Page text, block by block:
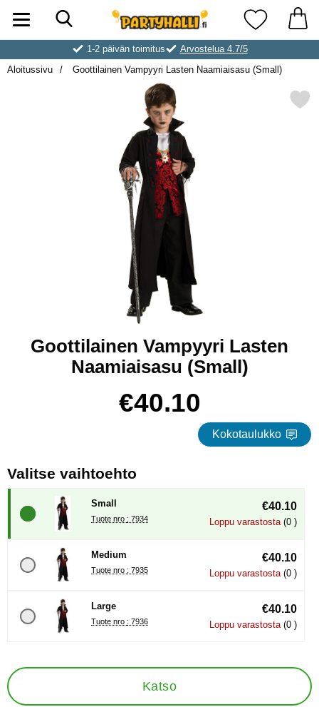
Ostoskori laajennettu Partyhallen AB
Suosikkini
1-2 päivän toimitus
Arvostelua 4.7/5
Aloitussivu
Goottilainen Vampyyri Lasten Naamiaisasu (Small)
Merkitse goottilainen Vampyyri
Goottilainen Vampyyri Lasten
Naamiaisasu (Small)
hinta
€40.10
Kokotaulukko
Valitse vaihtoehto
Small
Tuote nro : 7934
€40.10
Loppu varastosta(0 )
Medium
Tuote nro : 7935
€40.10
Loppu varastosta(0 )
Large
Tuote nro : 7936
€40.10
Loppu varastosta(0 )
Katso